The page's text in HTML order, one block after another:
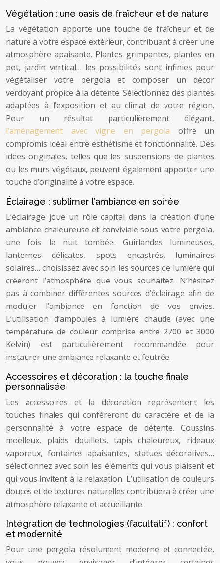
Végétation : une oasis de fraîcheur et de nature
La végétation apporte une touche de fraîcheur et de
nature à votre espace extérieur, contribuant à créer une
atmosphère apaisante. Plantes grimpantes, plantes en
pot, jardin vertical… les possibilités sont infinies pour
végétaliser votre pergola et composer un décor
verdoyant propice à la détente. Sélectionnez des plantes
adaptées à l’exposition et au climat de votre région.
Pour un résultat particulièrement élégant,
l’aménagement avec vigne en pergola offre un
compromis idéal entre esthétisme et fonctionnalité. Des
idées originales, telles que les suspensions de plantes
ou les murs végétaux, peuvent également apporter une
touche d’originalité à votre espace.
Éclairage : sublimer l’ambiance en soirée
L’éclairage joue un rôle capital dans la création d’une
ambiance chaleureuse et conviviale sous votre pergola,
une fois la nuit tombée. Guirlandes lumineuses,
lanternes délicates, spots encastrés, luminaires
solaires… choisissez avec soin les sources de lumière qui
créeront l’atmosphère que vous souhaitez. N’hésitez
pas à combiner différentes sources d’éclairage afin de
moduler l’ambiance en fonction de vos envies.
L’utilisation d’ampoules à lumière chaude (avec une
température de couleur comprise entre 2700 et 3000
Kelvin) est particulièrement recommandée pour
instaurer une ambiance relaxante et feutrée.
Accessoires et décoration : la touche finale
personnalisée
Les accessoires et la décoration représentent les
touches finales qui conféreront du caractère et de la
personnalité à votre espace de détente. Coussins
moelleux, plaids douillets, tapis chaleureux, rideaux
vaporeux, fontaines apaisantes, statues décoratives…
sélectionnez avec soin les éléments qui vous plaisent et
qui vous invitent à la relaxation. L’utilisation de couleurs
douces et de textures naturelles contribuera à créer une
atmosphère relaxante et accueillante.
Intégration de technologies (facultatif) : confort
et modernité
Pour une pergola résolument moderne et connectée,